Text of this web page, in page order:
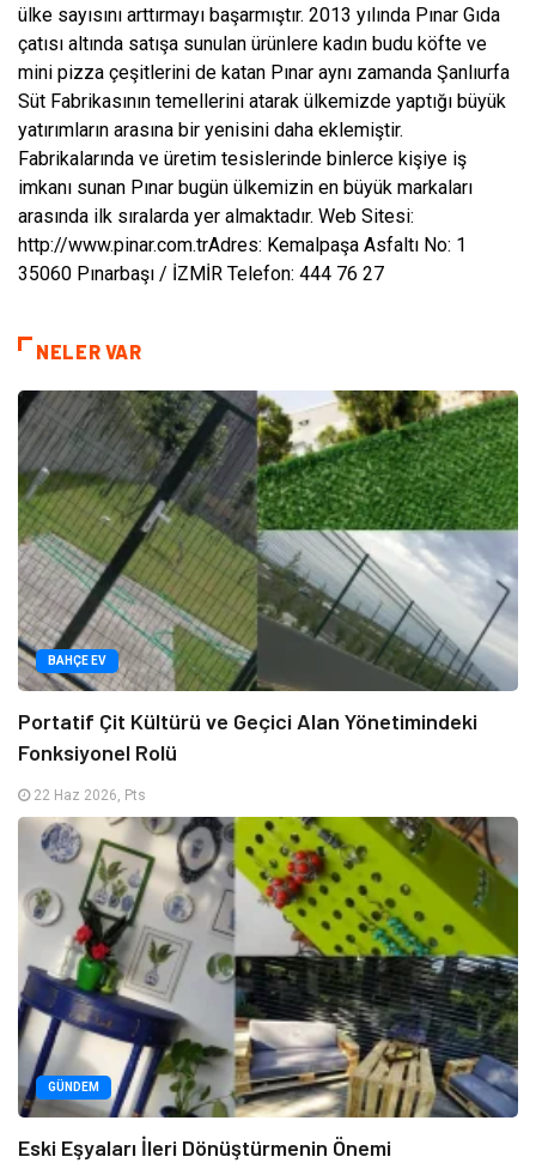
ülke sayısını arttırmayı başarmıştır. 2013 yılında Pınar Gıda
çatısı altında satışa sunulan ürünlere kadın budu köfte ve
mini pizza çeşitlerini de katan Pınar aynı zamanda Şanlıurfa
Süt Fabrikasının temellerini atarak ülkemizde yaptığı büyük
yatırımların arasına bir yenisini daha eklemiştir.
Fabrikalarında ve üretim tesislerinde binlerce kişiye iş
imkanı sunan Pınar bugün ülkemizin en büyük markaları
arasında ilk sıralarda yer almaktadır. Web Sitesi:
http://www.pinar.com.trAdres: Kemalpaşa Asfaltı No: 1
35060 Pınarbaşı / İZMİR Telefon: 444 76 27
NELER VAR
BAHÇE EV
Portatif Çit Kültürü ve Geçici Alan Yönetimindeki
Fonksiyonel Rolü
22 Haz 2026, Pts
GÜNDEM
Eski Eşyaları İleri Dönüştürmenin Önemi